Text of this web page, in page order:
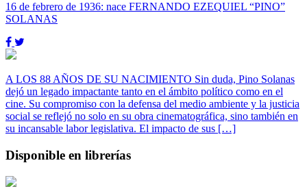
16 de febrero de 1936: nace FERNANDO EZEQUIEL “PINO”
SOLANAS
A LOS 88 AÑOS DE SU NACIMIENTO Sin duda, Pino Solanas
dejó un legado impactante tanto en el ámbito político como en el
cine. Su compromiso con la defensa del medio ambiente y la justicia
social se reflejó no solo en su obra cinematográfica, sino también en
su incansable labor legislativa. El impacto de sus […]
Disponible en librerías